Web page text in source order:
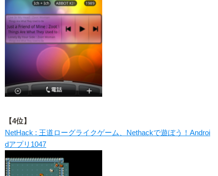
【4位】
NetHack : 王道ローグライクゲーム、Nethackで遊ぼう！Androi
dアプリ1047